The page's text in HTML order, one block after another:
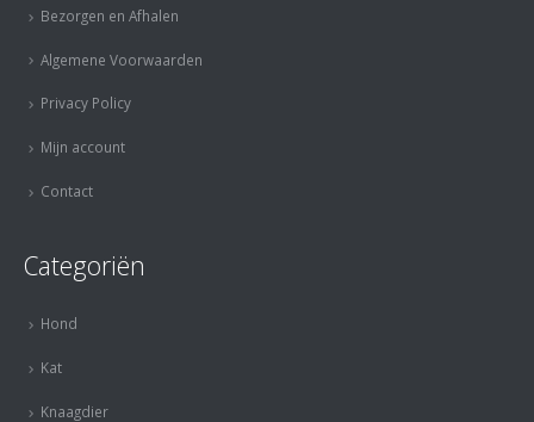
Bezorgen en Afhalen
Algemene Voorwaarden
Privacy Policy
Mijn account
Contact
Categoriën
Hond
Kat
Knaagdier